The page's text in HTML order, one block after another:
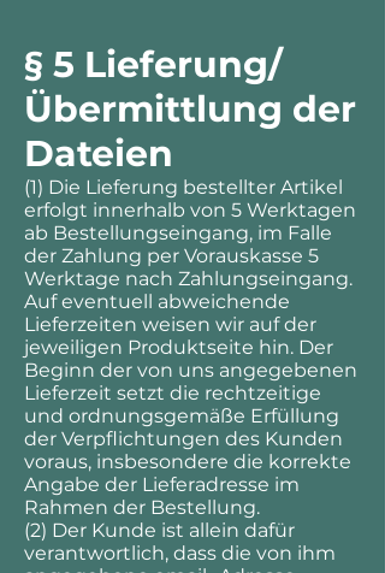
§ 5 Lieferung/
Übermittlung der
Dateien
(1) Die Lieferung bestellter Artikel
erfolgt innerhalb von 5 Werktagen
ab Bestellungseingang, im Falle
der Zahlung per Vorauskasse 5
Werktage nach Zahlungseingang.
Auf eventuell abweichende
Lieferzeiten weisen wir auf der
jeweiligen Produktseite hin. Der
Beginn der von uns angegebenen
Lieferzeit setzt die rechtzeitige
und ordnungsgemäße Erfüllung
der Verpflichtungen des Kunden
voraus, insbesondere die korrekte
Angabe der Lieferadresse im
Rahmen der Bestellung.
(2) Der Kunde ist allein dafür
verantwortlich, dass die von ihm